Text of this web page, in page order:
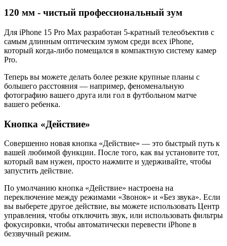
120 мм - чистый профессиональный зум
Для iPhone 15 Pro Max разработан 5-кратный телеобъектив с
самым длинным оптическим зумом среди всех iPhone,
который когда-либо помещался в компактную систему камер
Pro.
Теперь вы можете делать более резкие крупные планы с
большего расстояния — например, феноменальную
фотографию вашего друга или гол в футбольном матче
вашего ребенка.
Кнопка «Действие»
Совершенно новая кнопка «Действие» — это быстрый путь к
вашей любимой функции. После того, как вы установите тот,
который вам нужен, просто нажмите и удерживайте, чтобы
запустить действие.
По умолчанию кнопка «Действие» настроена на
переключение между режимами «Звонок» и «Без звука». Если
вы выберете другое действие, вы можете использовать Центр
управления, чтобы отключить звук, или использовать фильтры
фокусировки, чтобы автоматически перевести iPhone в
беззвучный режим.